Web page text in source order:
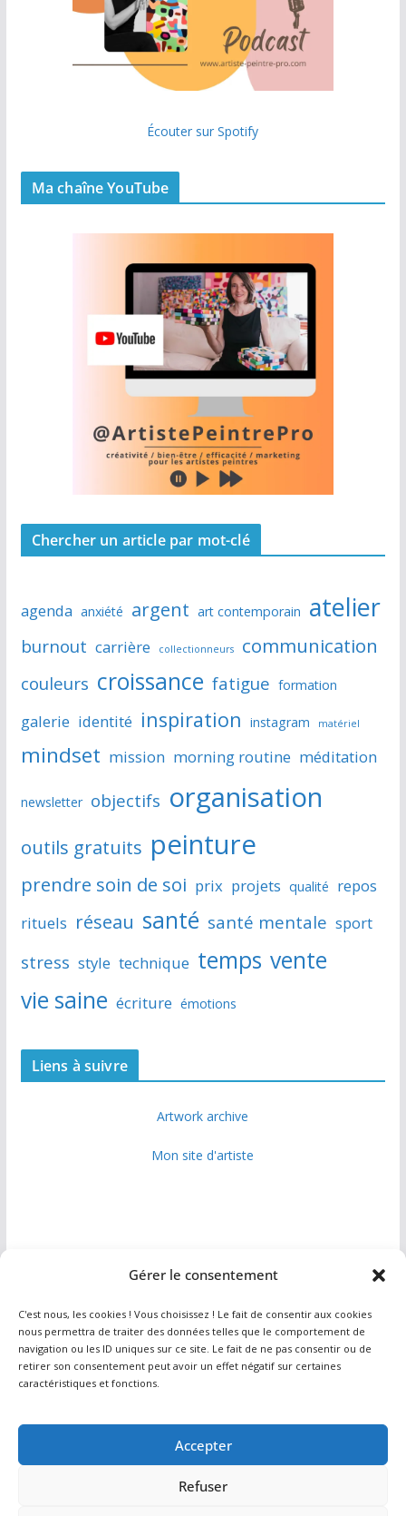
Gérer le consentement
C'est nous, les cookies ! Vous choisissez ! Le fait de consentir aux cookies
nous permettra de traiter des données telles que le comportement de
navigation ou les ID uniques sur ce site. Le fait de ne pas consentir ou de
retirer son consentement peut avoir un effet négatif sur certaines
caractéristiques et fonctions.
Accepter
Refuser
Écouter sur Spotify
Ma chaîne YouTube
Chercher un article par mot-clé
agenda anxiété argent art contemporain atelier
burnout carrière collectionneurs communication
couleurs croissance fatigue formation
galerie identité inspiration instagram matériel
mindset mission morning routine méditation
newsletter objectifs organisation
outils gratuits peinture
prendre soin de soi prix projets qualité repos
rituels réseau santé santé mentale sport
stress style technique temps vente
vie saine écriture émotions
Liens à suivre
Artwork archive
Mon site d'artiste
Info
Contact
Politique de confidentialité